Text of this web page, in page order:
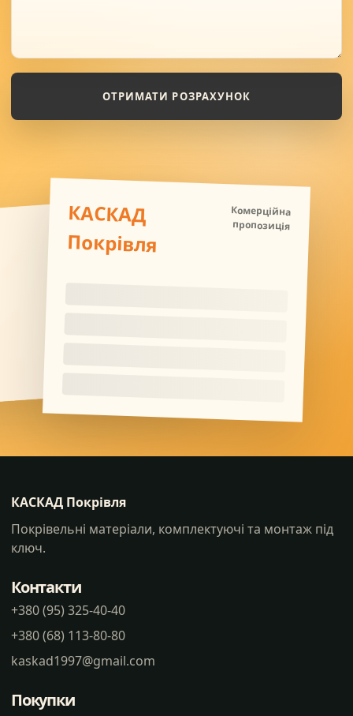
ОТРИМАТИ РОЗРАХУНОК
КАСКАД
Покрівля
Комерційна
пропозиція
КАСКАД Покрівля
Покрівельні матеріали, комплектуючі та монтаж під
ключ.
Контакти
+380 (95) 325-40-40
+380 (68) 113-80-80
kaskad1997@gmail.com
Покупки